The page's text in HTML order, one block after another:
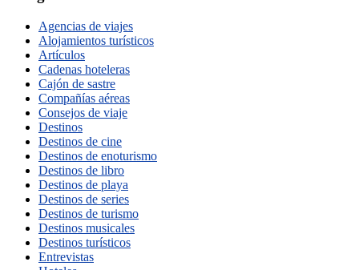
Agencias de viajes
Alojamientos turísticos
Artículos
Cadenas hoteleras
Cajón de sastre
Compañías aéreas
Consejos de viaje
Destinos
Destinos de cine
Destinos de enoturismo
Destinos de libro
Destinos de playa
Destinos de series
Destinos de turismo
Destinos musicales
Destinos turísticos
Entrevistas